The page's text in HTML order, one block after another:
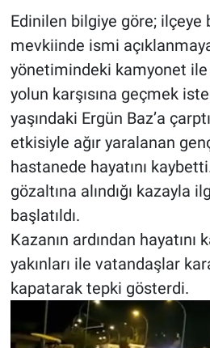
Edinilen bilgiye göre; ilçeye
mevkiinde ismi
yönetimindeki kamyonet
yolun karşısına geçmek
yaşındaki Ergün Baz’a
etkisiyle ağır yaralanan
hastanede hayatını
gözaltına alındığı kazayla
başlatıldı.
Kazanın ardından hayatını
yakınları ile vatandaşlar
kapatarak tepki gösterdi.
ÇEVRE
HABERDE İNSAN
EĞİTİM
BİLİM VE TEKNOLOJİ
Güvenlik
Bölge